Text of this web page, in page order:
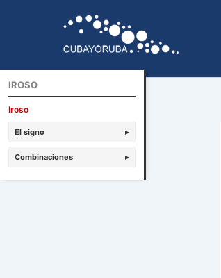
IROSO
Iroso
El signo ▸
Combinaciones ▸